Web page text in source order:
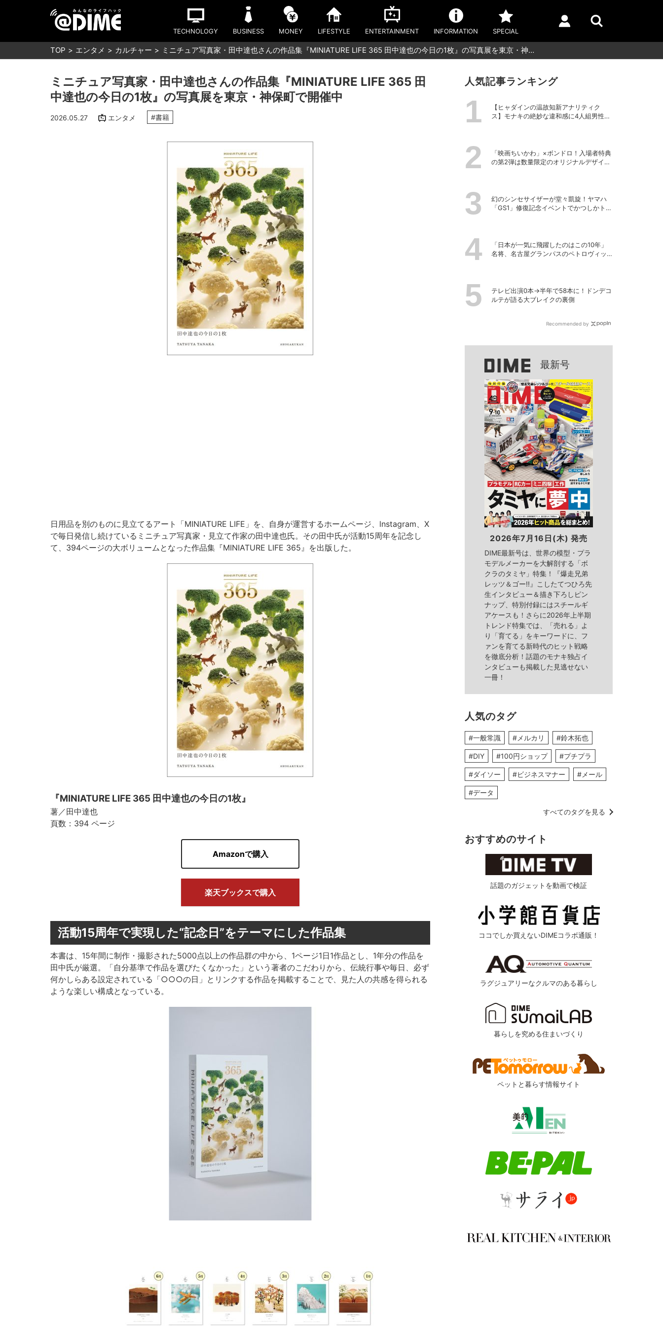
TECHNOLOGY BUSINESS MONEY LIFESTYLE ENTERTAINMENT INFORMATION SPECIAL
TOP エンタメ カルチャー ミニチュア写真家・田中達也さんの作品集『MINIATURE LIFE 365 田中達也の今日の1枚』の写真展を東京・神…
ミニチュア写真家・田中達也さんの作品集『MINIATURE LIFE 365 田
中達也の今日の1枚』の写真展を東京・神保町で開催中
2026.05.27 エンタメ #書籍
日用品を別のものに見立てるアート「MINIATURE LIFE」を、自身が運営するホームページ、lnstagram、X
で毎日発信し続けているミニチュア写真家・見立て作家の田中達也氏。その田中氏が活動15周年を記念し
て、394ページの大ボリュームとなった作品集『MINIATURE LIFE 365』を出版した。
『MINIATURE LIFE 365 田中達也の今日の1枚』
薯／田中達也
頁数：394 ページ
Amazonで購入
楽天ブックスで購入
活動15周年で実現した“記念日”をテーマにした作品集
本書は、15年間に制作・撮影された5000点以上の作品群の中から、1ページ1日1作品とし、1年分の作品を
田中氏が厳選。「自分基準で作品を選びたくなかった」という著者のこだわりから、伝統行事や毎日、必ず
何かしらある設定されている「○○○の日」とリンクする作品を掲載することで、見た人の共感を得られる
ような楽しい構成となっている。
人気記事ランキング
【ヒャダインの温故知新アナリティク
ス】モナキの絶妙な違和感に4人組男性グ
「映画ちいかわ」×ボンドロ！入場者特典
の第2弾は数量限定のオリジナルデザイン
幻のシンセサイザーが堂々凱旋！ヤマハ
「GS1」修復記念イベントでかつしかトリ
「日本が一気に飛躍したのはこの10年」
名将、名古屋グランパスのペトロヴィッ
テレビ出演0本→半年で58本に！ドンデコ
ルテが語る大ブレイクの裏側
Recommended by
最新号
2026年7月16日(木) 発売
DIME最新号は、世界の模型・プラ
モデルメーカーを大解剖する「ボ
クラのタミヤ」特集！『爆走兄弟
レッツ＆ゴー!!』こしたてつひろ先
生インタビュー＆描き下ろしピン
ナップ、特別付録にはスチールギ
アケースも！さらに2026年上半期
トレンド特集では、「売れる」よ
り「育てる」をキーワードに、フ
ァンを育てる新時代のヒット戦略
を徹底分析！話題のモナキ独占イ
ンタビューも掲載した見逃せない
一冊！
人気のタグ
#一般常識 #メルカリ #鈴木拓也
#DIY #100円ショップ #プチプラ
#ダイソー #ビジネスマナー #メール
#データ
すべてのタグを見る
おすすめのサイト
話題のガジェットを動画で検証
ココでしか買えないDIMEコラボ通販！
ラグジュアリーなクルマのある暮らし
暮らしを究める住まいづくり
ペットと暮らす情報サイト